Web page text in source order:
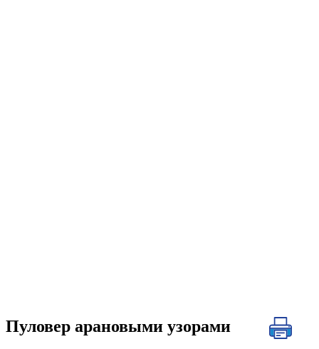
Пуловер арановыми узорами